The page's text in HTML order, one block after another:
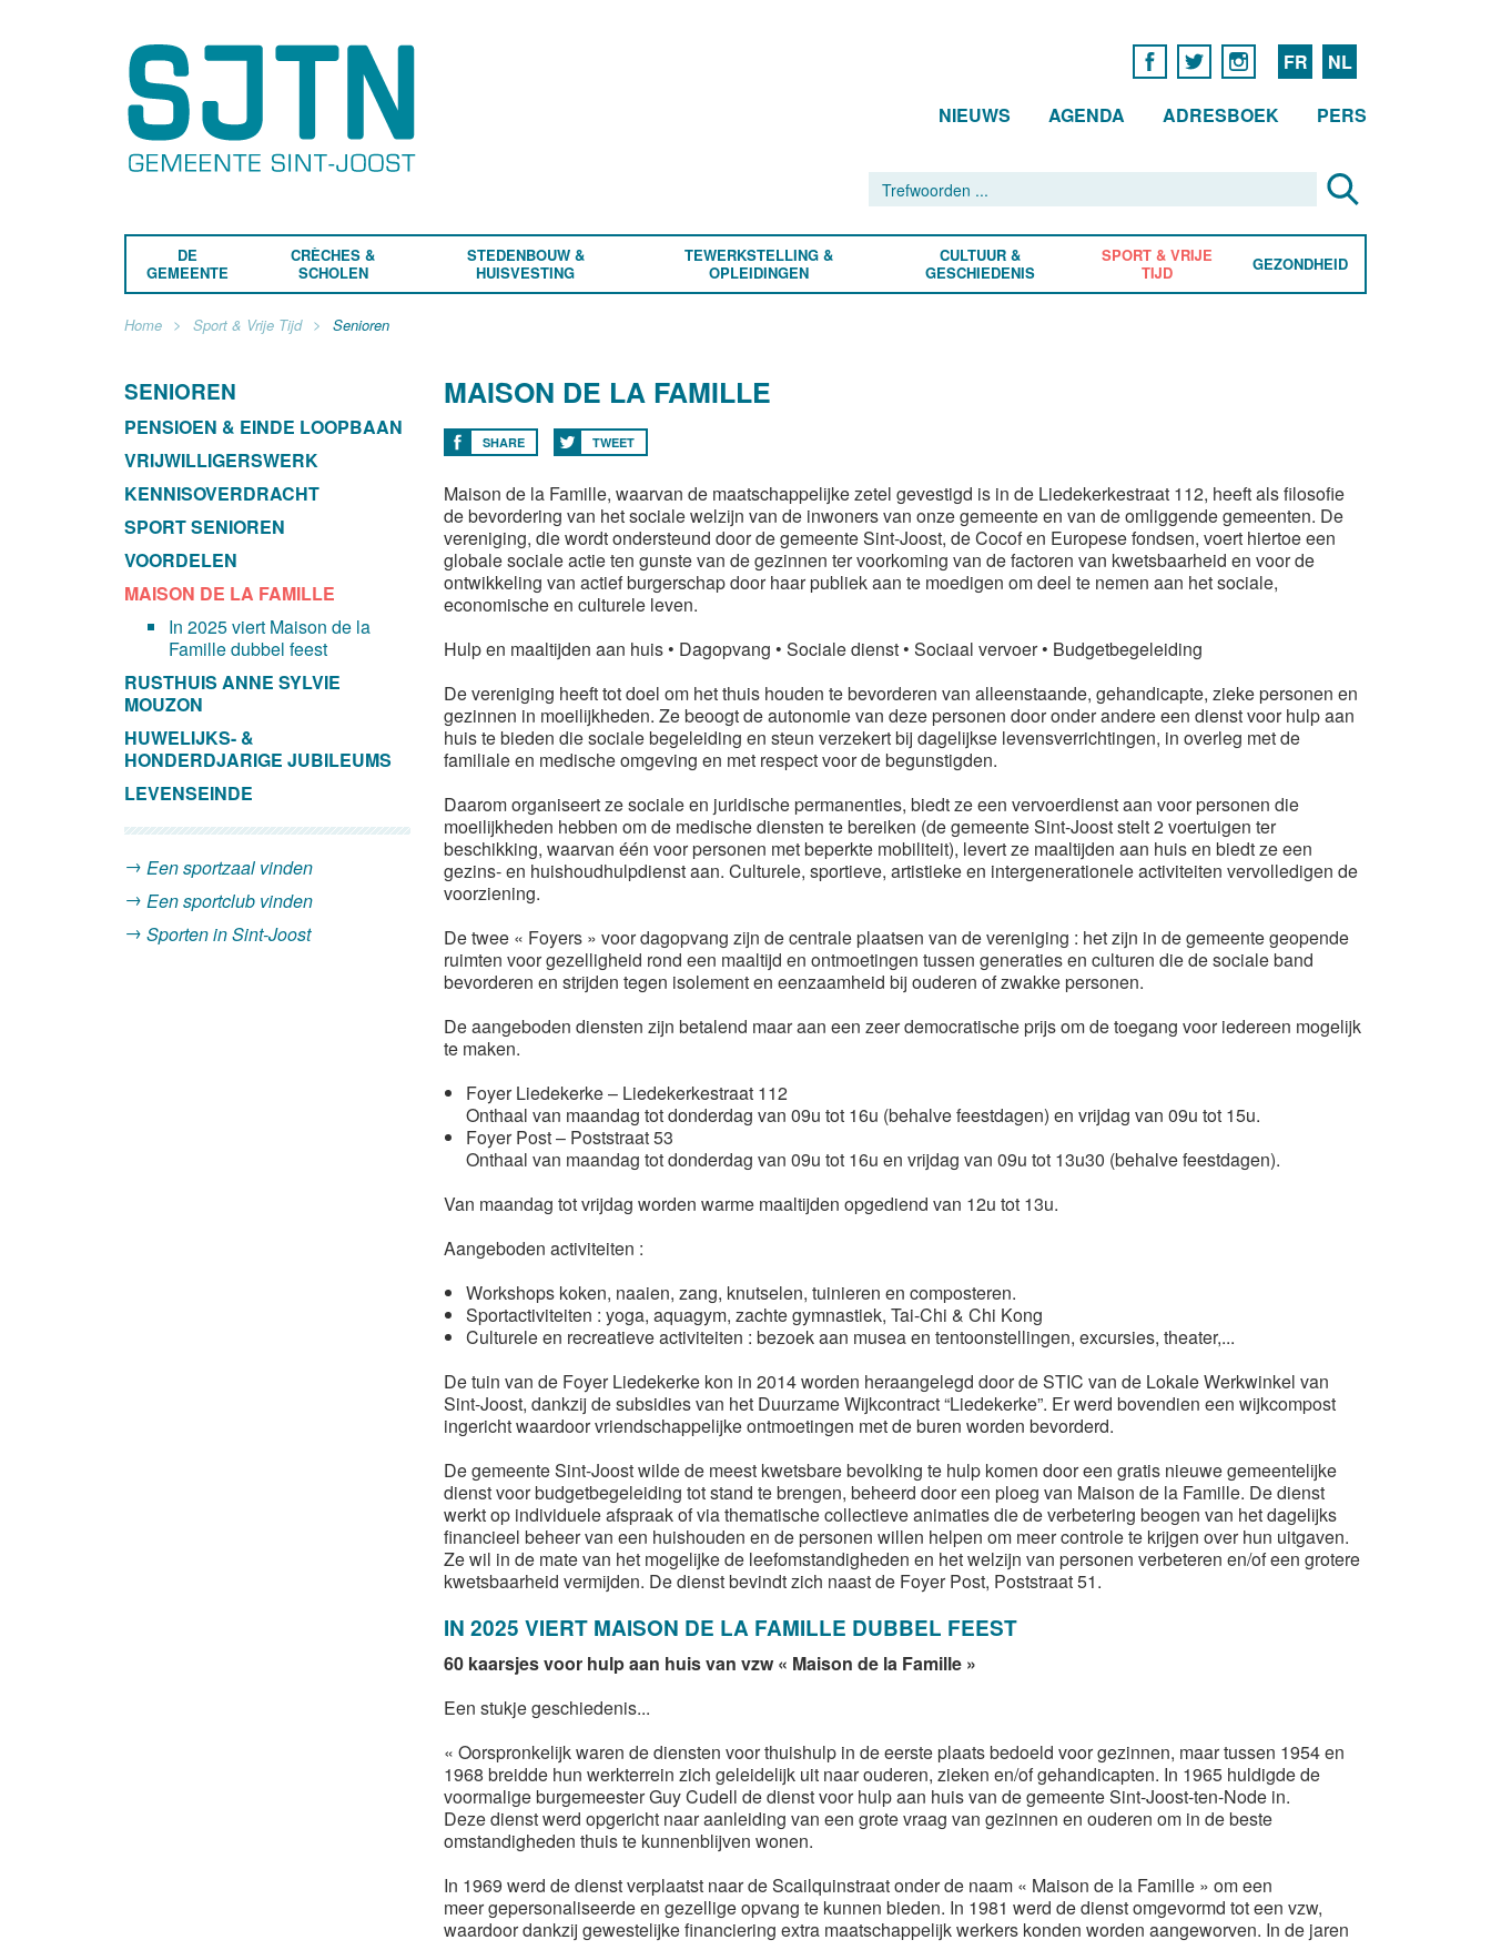
FR NL
NIEUWS AGENDA ADRESBOEK PERS
DE
GEMEENTE
CRÈCHES &
SCHOLEN
STEDENBOUW &
HUISVESTING
TEWERKSTELLING &
OPLEIDINGEN
CULTUUR &
GESCHIEDENIS
SPORT & VRIJE
TIJD
GEZONDHEID
Home Sport & Vrije Tijd Senioren
SENIOREN
PENSIOEN & EINDE LOOPBAAN
VRIJWILLIGERSWERK
KENNISOVERDRACHT
SPORT SENIOREN
VOORDELEN
MAISON DE LA FAMILLE
In 2025 viert Maison de la
Famille dubbel feest
RUSTHUIS ANNE SYLVIE
MOUZON
HUWELIJKS- &
HONDERDJARIGE JUBILEUMS
LEVENSEINDE
Een sportzaal vinden
Een sportclub vinden
Sporten in Sint-Joost
MAISON DE LA FAMILLE
SHARE TWEET
Maison de la Famille, waarvan de maatschappelijke zetel gevestigd is in de Liedekerkestraat 112, heeft als filosofie
de bevordering van het sociale welzijn van de inwoners van onze gemeente en van de omliggende gemeenten. De
vereniging, die wordt ondersteund door de gemeente Sint-Joost, de Cocof en Europese fondsen, voert hiertoe een
globale sociale actie ten gunste van de gezinnen ter voorkoming van de factoren van kwetsbaarheid en voor de
ontwikkeling van actief burgerschap door haar publiek aan te moedigen om deel te nemen aan het sociale,
economische en culturele leven.
Hulp en maaltijden aan huis • Dagopvang • Sociale dienst • Sociaal vervoer • Budgetbegeleiding
De vereniging heeft tot doel om het thuis houden te bevorderen van alleenstaande, gehandicapte, zieke personen en
gezinnen in moeilijkheden. Ze beoogt de autonomie van deze personen door onder andere een dienst voor hulp aan
huis te bieden die sociale begeleiding en steun verzekert bij dagelijkse levensverrichtingen, in overleg met de
familiale en medische omgeving en met respect voor de begunstigden.
Daarom organiseert ze sociale en juridische permanenties, biedt ze een vervoerdienst aan voor personen die
moeilijkheden hebben om de medische diensten te bereiken (de gemeente Sint-Joost stelt 2 voertuigen ter
beschikking, waarvan één voor personen met beperkte mobiliteit), levert ze maaltijden aan huis en biedt ze een
gezins- en huishoudhulpdienst aan. Culturele, sportieve, artistieke en intergenerationele activiteiten vervolledigen de
voorziening.
De twee « Foyers » voor dagopvang zijn de centrale plaatsen van de vereniging : het zijn in de gemeente geopende
ruimten voor gezelligheid rond een maaltijd en ontmoetingen tussen generaties en culturen die de sociale band
bevorderen en strijden tegen isolement en eenzaamheid bij ouderen of zwakke personen.
De aangeboden diensten zijn betalend maar aan een zeer democratische prijs om de toegang voor iedereen mogelijk
te maken.
Foyer Liedekerke – Liedekerkestraat 112
Onthaal van maandag tot donderdag van 09u tot 16u (behalve feestdagen) en vrijdag van 09u tot 15u.
Foyer Post – Poststraat 53
Onthaal van maandag tot donderdag van 09u tot 16u en vrijdag van 09u tot 13u30 (behalve feestdagen).
Van maandag tot vrijdag worden warme maaltijden opgediend van 12u tot 13u.
Aangeboden activiteiten :
Workshops koken, naaien, zang, knutselen, tuinieren en composteren.
Sportactiviteiten : yoga, aquagym, zachte gymnastiek, Tai-Chi & Chi Kong
Culturele en recreatieve activiteiten : bezoek aan musea en tentoonstellingen, excursies, theater,...
De tuin van de Foyer Liedekerke kon in 2014 worden heraangelegd door de STIC van de Lokale Werkwinkel van
Sint-Joost, dankzij de subsidies van het Duurzame Wijkcontract “Liedekerke”. Er werd bovendien een wijkcompost
ingericht waardoor vriendschappelijke ontmoetingen met de buren worden bevorderd.
De gemeente Sint-Joost wilde de meest kwetsbare bevolking te hulp komen door een gratis nieuwe gemeentelijke
dienst voor budgetbegeleiding tot stand te brengen, beheerd door een ploeg van Maison de la Famille. De dienst
werkt op individuele afspraak of via thematische collectieve animaties die de verbetering beogen van het dagelijks
financieel beheer van een huishouden en de personen willen helpen om meer controle te krijgen over hun uitgaven.
Ze wil in de mate van het mogelijke de leefomstandigheden en het welzijn van personen verbeteren en/of een grotere
kwetsbaarheid vermijden. De dienst bevindt zich naast de Foyer Post, Poststraat 51.
IN 2025 VIERT MAISON DE LA FAMILLE DUBBEL FEEST
60 kaarsjes voor hulp aan huis van vzw « Maison de la Famille »
Een stukje geschiedenis...
« Oorspronkelijk waren de diensten voor thuishulp in de eerste plaats bedoeld voor gezinnen, maar tussen 1954 en
1968 breidde hun werkterrein zich geleidelijk uit naar ouderen, zieken en/of gehandicapten. In 1965 huldigde de
voormalige burgemeester Guy Cudell de dienst voor hulp aan huis van de gemeente Sint-Joost-ten-Node in.
Deze dienst werd opgericht naar aanleiding van een grote vraag van gezinnen en ouderen om in de beste
omstandigheden thuis te kunnenblijven wonen.
In 1969 werd de dienst verplaatst naar de Scailquinstraat onder de naam « Maison de la Famille » om een
meer gepersonaliseerde en gezelligeopvang te kunnen bieden. In 1981 werd dedienst omgevormd tot een vzw,
waardoor dankzij gewestelijke financiering extra maatschappelijk werkers konden worden aangeworven. In de jaren